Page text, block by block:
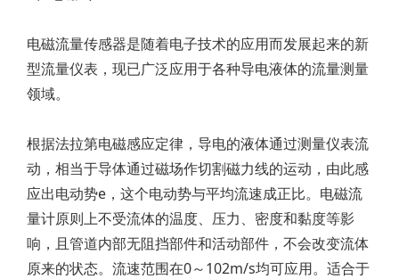
电磁流量传感器是随着电子技术的应用而发展起来的新
型流量仪表，现已广泛应用于各种导电液体的流量测量
领域。
根据法拉第电磁感应定律，导电的液体通过测量仪表流
动，相当于导体通过磁场作切割磁力线的运动，由此感
应出电动势e，这个电动势与平均流速成正比。电磁流
量计原则上不受流体的温度、压力、密度和黏度等影
响，且管道内部无阻挡部件和活动部件，不会改变流体
原来的状态。流速范围在0～102m/s均可应用。适合于